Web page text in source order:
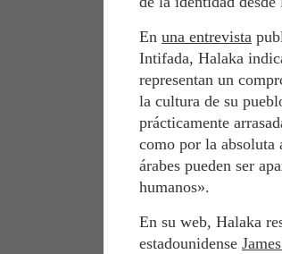
En una entrevista
Intifada, Halaka
representan un
la cultura de su
prácticamente
como por la absoluta
árabes pueden ser
humanos».
En su web, Halaka
estadounidense